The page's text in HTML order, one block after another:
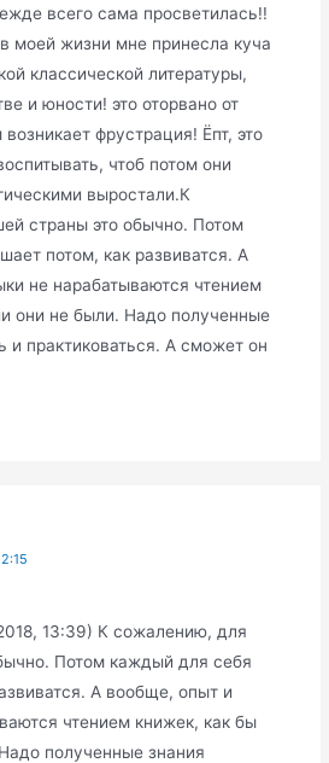
всего сама просветилась!!
моей жизни мне принесла куча
классической литературы,
и юности! это оторвано от
фрустрация! Ёпт, это
чтоб потом они
выростали.К
страны это обычно. Потом
потом, как развиватся. А
не нарабатываются чтением
они не были. Надо полученные
и практиковаться. А сможет он
13:39) К сожалению, для
Потом каждый для себя
А вообще, опыт и
чтением книжек, как бы
полученные знания